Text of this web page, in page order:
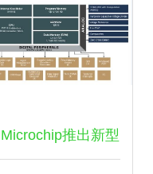
Microchip推出新型